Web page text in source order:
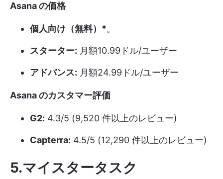
Asana の価格
個人向け（無料）*。
スターター: 月額10.99ドル/ユーザー
アドバンス: 月額24.99ドル/ユーザー
Asana のカスタマー評価
G2: 4.3/5 (9,520 件以上のレビュー)
Capterra: 4.5/5 (12,290 件以上のレビュー)
5.マイスタータスク